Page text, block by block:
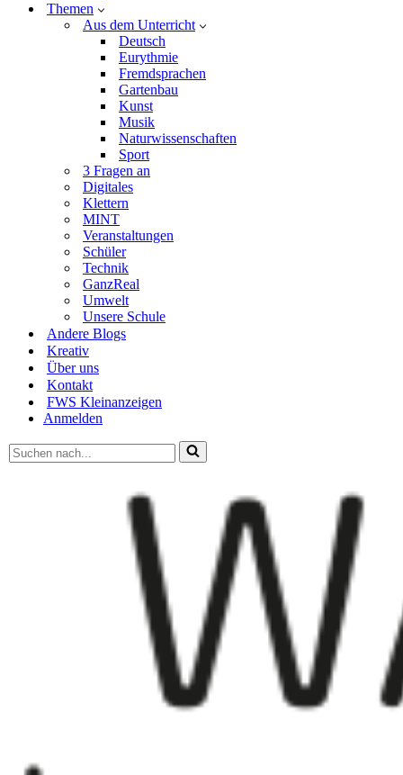
Themen
Aus dem Unterricht
Deutsch
Eurythmie
Fremdsprachen
Gartenbau
Kunst
Musik
Naturwissenschaften
Sport
3 Fragen an
Digitales
Klettern
MINT
Veranstaltungen
Schüler
Technik
GanzReal
Umwelt
Unsere Schule
Andere Blogs
Kreativ
Über uns
Kontakt
FWS Kleinanzeigen
Anmelden
Suchen
nach …